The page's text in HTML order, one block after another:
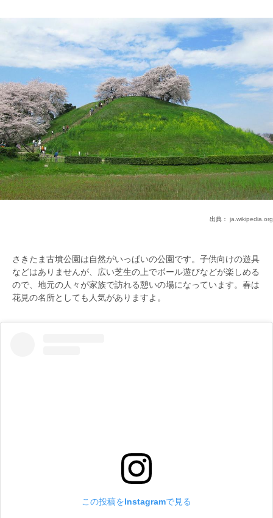
出典： ja.wikipedia.org
さきたま古墳公園は自然がいっぱいの公園です。子供向けの遊具
などはありませんが、広い芝生の上でボール遊びなどが楽しめる
ので、地元の人々が家族で訪れる憩いの場になっています。春は
花見の名所としても人気がありますよ。
この投稿をInstagramで見る